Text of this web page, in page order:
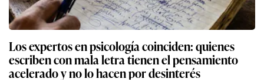
Los expertos en psicología coinciden: quienes
escriben con mala letra tienen el pensamiento
acelerado y no lo hacen por desinterés